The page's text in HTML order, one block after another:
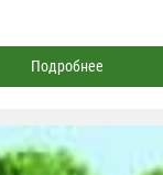
Подробнее